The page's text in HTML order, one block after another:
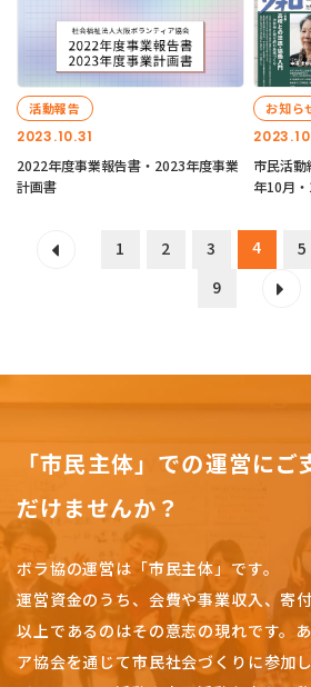
2023.10.31
活動報告
2022年度事業報告書・2023年度事業
計画書
お知ら
市民活
年10月
1 2 3 4 5
9
「市民主体」での運営に
だけませんか？
ボラ協の運営は「市民主体」です。
運営資金のうち、会費や事業収入、寄
以上であるのはその意志の現れです。
ア協会を通じて市民社会づくりに参加